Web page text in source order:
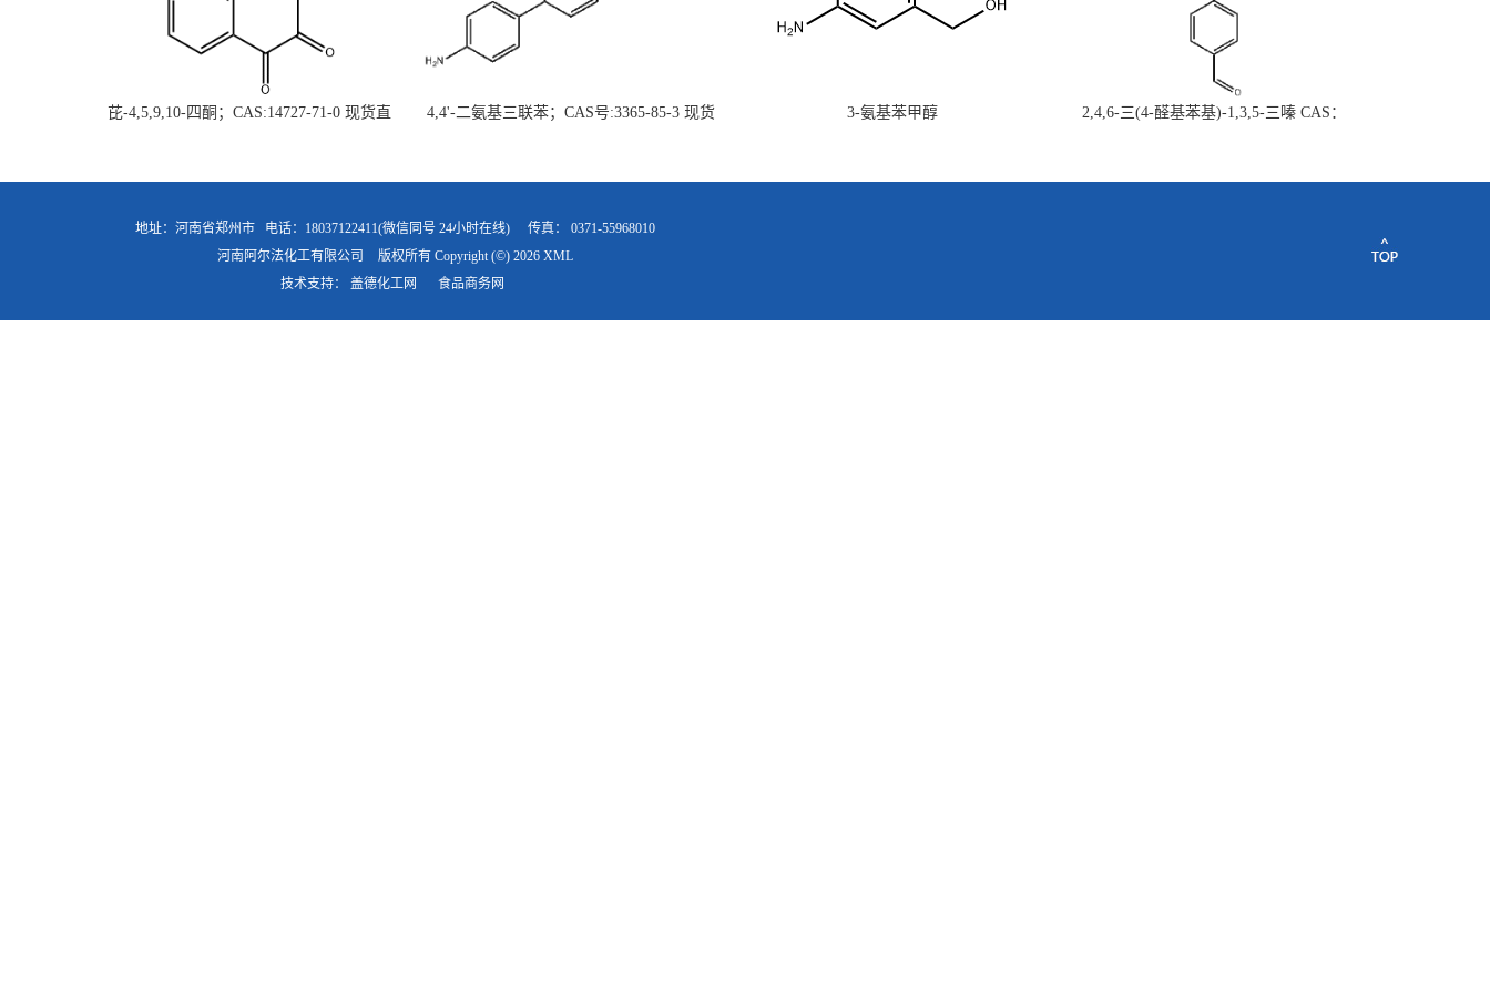
芘-4,5,9,10-四酮；CAS:14727-71-0 现货直
4,4'-二氨基三联苯；CAS号:3365-85-3 现货
3-氨基苯甲醇
2,4,6-三(4-醛基苯基)-1,3,5-三嗪 CAS：
地址：河南省郑州市 电话：18037122411(微信同号 24小时在线) 传真： 0371-55968010
河南阿尔法化工有限公司
版权所有 Copyright (©) 2026 XML
技术支持： 盖德化工网 食品商务网